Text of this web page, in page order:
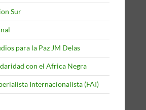
Sur
para la Paz JM Delas
con el Africa Negra
Internacionalista (FAI)